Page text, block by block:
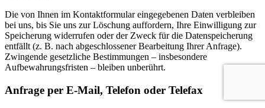
Die von Ihnen im Kontaktformular eingegebenen Daten verbleiben
bei uns, bis Sie uns zur Löschung auffordern, Ihre Einwilligung zur
Speicherung widerrufen oder der Zweck für die Datenspeicherung
entfällt (z. B. nach abgeschlossener Bearbeitung Ihrer Anfrage).
Zwingende gesetzliche Bestimmungen – insbesondere
Aufbewahrungsfristen – bleiben unberührt.
Anfrage per E-Mail, Telefon oder Telefax